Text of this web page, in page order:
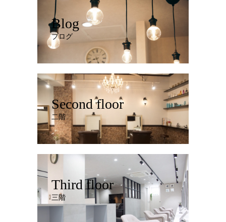
Blog
ブログ
Second floor
二階
Third floor
三階